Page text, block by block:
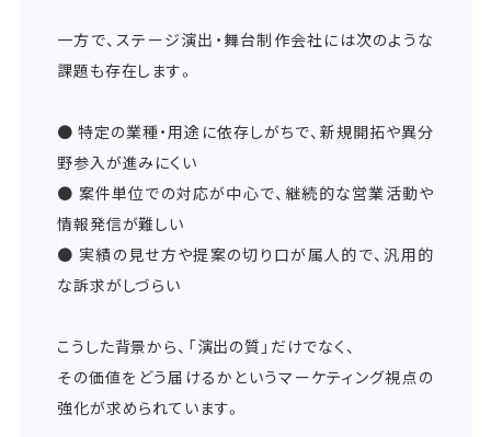
一方で、ステージ演出・舞台制作会社には次のような
課題も存在します。
● 特定の業種・用途に依存しがちで、新規開拓や異分
野参入が進みにくい
● 案件単位での対応が中心で、継続的な営業活動や
情報発信が難しい
● 実績の見せ方や提案の切り口が属人的で、汎用的
な訴求がしづらい
こうした背景から、「演出の質」だけでなく、
その価値をどう届けるかというマーケティング視点の
強化が求められています。